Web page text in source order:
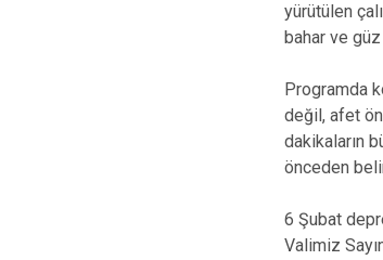
yürütülen
bahar ve
Programda
değil, afet
dakikaların
önceden
6 Şubat
Valimiz